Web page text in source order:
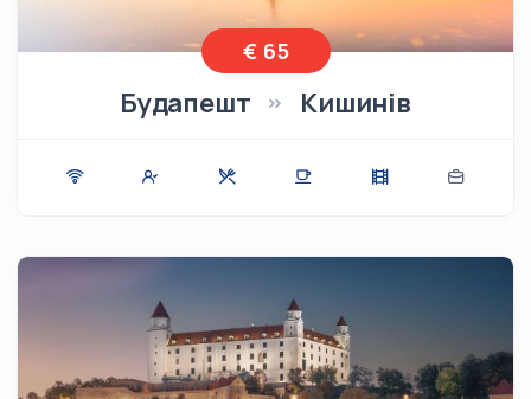
€ 65
Будапешт Кишинів